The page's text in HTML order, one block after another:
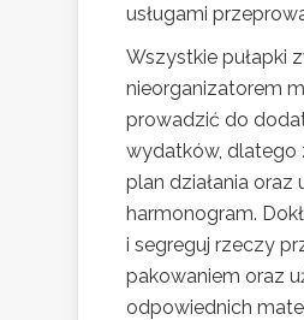
usługami
Wszystkie pułapki
nieorganizatorem
prowadzić do
wydatków, dlatego
plan działania oraz
harmonogram.
i segreguj rzeczy
pakowaniem oraz
odpowiednich